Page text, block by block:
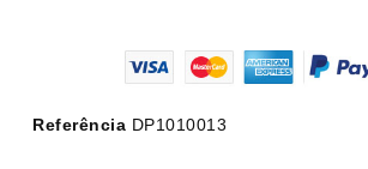
Referência DP1010013